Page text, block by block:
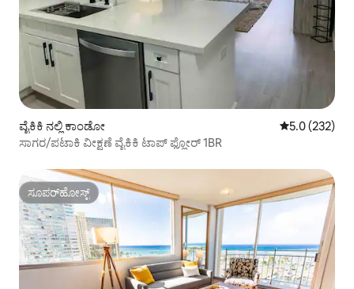
ವೈಕಿಕಿ ನಲ್ಲಿ ಕಾಂಡೋ 5 ರಲ್ಲಿ 5.0
5.0 (232)
ಸಾಗರ/ಪಟಾಕಿ ವೀಕ್ಷಣೆ ವೈಕಿಕಿ ಟಾಪ್ ಫ್ಲೋರ್ 1BR
ಸೂಪರ್‌ಹೋಸ್ಟ್
ಸೂಪರ್‌ಹೋಸ್ಟ್